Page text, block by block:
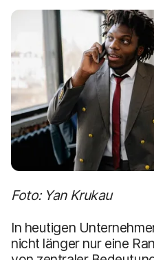
i
l
t
e
Foto: Yan Krukau
In heutigen
nicht länger nur eine